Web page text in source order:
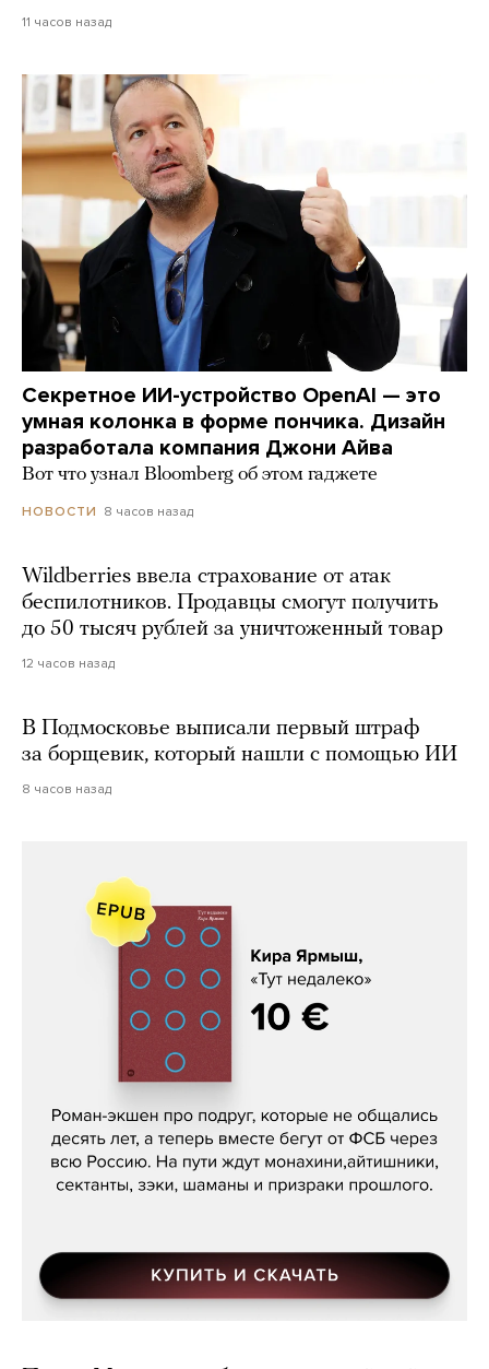
11 часов назад
Секретное ИИ-устройство OpenAI — это
умная колонка в форме пончика. Дизайн
разработала компания Джони Айва
Вот что узнал Bloomberg об этом гаджете
НОВОСТИ 8 часов назад
Wildberries ввела страхование от атак
беспилотников. Продавцы смогут получить
до 50 тысяч рублей за уничтоженный товар
12 часов назад
В Подмосковье выписали первый штраф
за борщевик, который нашли с помощью ИИ
8 часов назад
Кира Ярмыш, «Тут недалеко»